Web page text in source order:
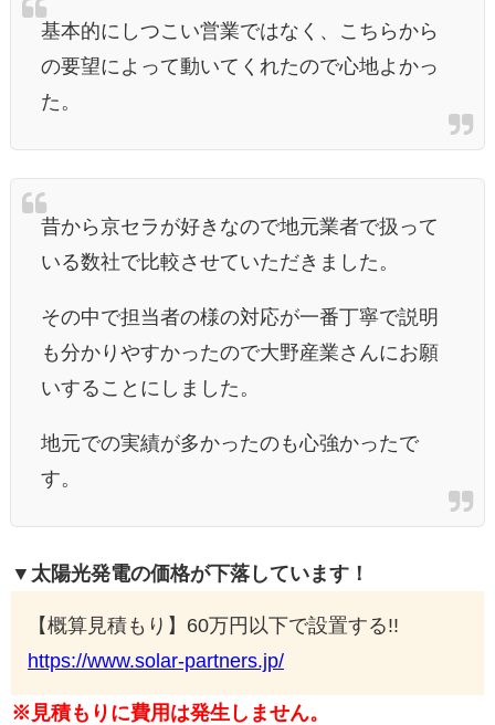
基本的にしつこい営業ではなく、こちらから
の要望によって動いてくれたので心地よかっ
た。
昔から京セラが好きなので地元業者で扱って
いる数社で比較させていただきました。
その中で担当者の様の対応が一番丁寧で説明
も分かりやすかったので大野産業さんにお願
いすることにしました。
地元での実績が多かったのも心強かったで
す。
▼太陽光発電の価格が下落しています！
【概算見積もり】60万円以下で設置する!!
https://www.solar-partners.jp/
※見積もりに費用は発生しません。